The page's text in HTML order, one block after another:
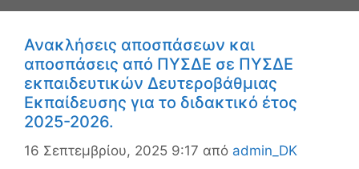
Ανακλήσεις αποσπάσεων και
αποσπάσεις από ΠΥΣΔΕ σε ΠΥΣΔΕ
εκπαιδευτικών Δευτεροβάθμιας
Εκπαίδευσης για το διδακτικό έτος
2025-2026.
16 Σεπτεμβρίου, 2025 9:17 από admin_DK